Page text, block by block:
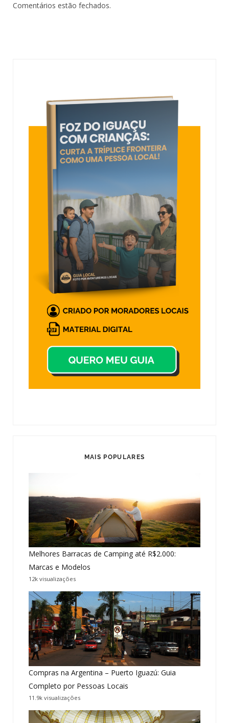
Comentários estão fechados.
MAIS POPULARES
Melhores Barracas de Camping até R$2.000:
Marcas e Modelos
12k visualizações
Compras na Argentina – Puerto Iguazú: Guia
Completo por Pessoas Locais
11.9k visualizações